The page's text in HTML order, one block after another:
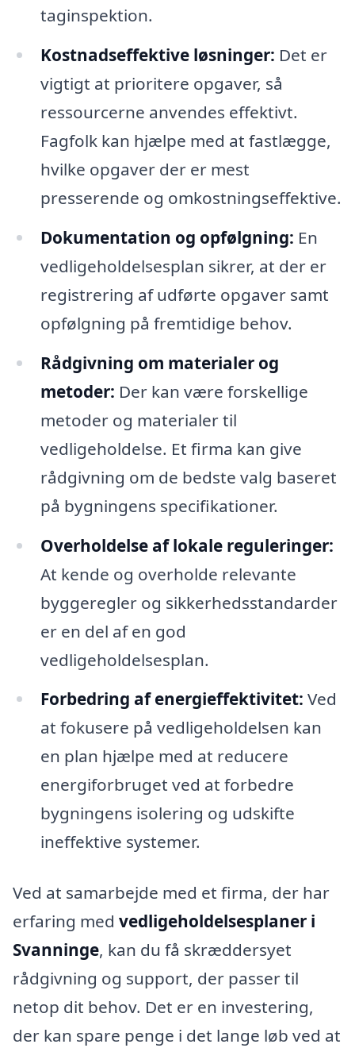
taginspektion.
Kostnadseffektive løsninger: Det er
vigtigt at prioritere opgaver, så
ressourcerne anvendes effektivt.
Fagfolk kan hjælpe med at fastlægge,
hvilke opgaver der er mest
presserende og omkostningseffektive.
Dokumentation og opfølgning: En
vedligeholdelsesplan sikrer, at der er
registrering af udførte opgaver samt
opfølgning på fremtidige behov.
Rådgivning om materialer og
metoder: Der kan være forskellige
metoder og materialer til
vedligeholdelse. Et firma kan give
rådgivning om de bedste valg baseret
på bygningens specifikationer.
Overholdelse af lokale reguleringer:
At kende og overholde relevante
byggeregler og sikkerhedsstandarder
er en del af en god
vedligeholdelsesplan.
Forbedring af energieffektivitet: Ved
at fokusere på vedligeholdelsen kan
en plan hjælpe med at reducere
energiforbruget ved at forbedre
bygningens isolering og udskifte
ineffektive systemer.
Ved at samarbejde med et firma, der har
erfaring med vedligeholdelsesplaner i
Svanninge, kan du få skræddersyet
rådgivning og support, der passer til
netop dit behov. Det er en investering,
der kan spare penge i det lange løb ved at